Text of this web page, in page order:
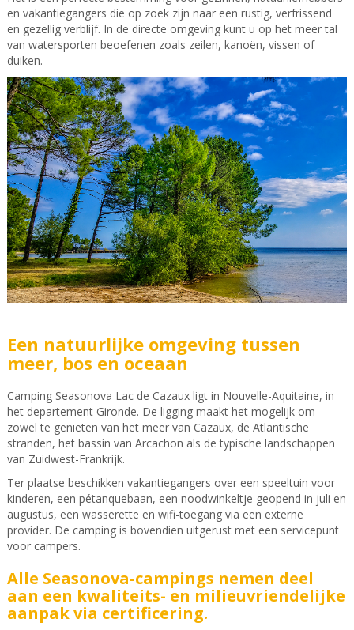
en vakantiegangers die op zoek zijn naar een rustig, verfrissend
en gezellig verblijf. In de directe omgeving kunt u op het meer tal
van watersporten beoefenen zoals zeilen, kanoën, vissen of
duiken.
Een natuurlijke omgeving tussen
meer, bos en oceaan
Camping Seasonova Lac de Cazaux ligt in Nouvelle-Aquitaine, in
het departement Gironde. De ligging maakt het mogelijk om
zowel te genieten van het meer van Cazaux, de Atlantische
stranden, het bassin van Arcachon als de typische landschappen
van Zuidwest-Frankrijk.
Ter plaatse beschikken vakantiegangers over een speeltuin voor
kinderen, een pétanquebaan, een noodwinkeltje geopend in juli en
augustus, een wasserette en wifi-toegang via een externe
provider. De camping is bovendien uitgerust met een servicepunt
voor campers.
Alle Seasonova-campings nemen deel
aan een kwaliteits- en milieuvriendelijke
aanpak via certificering.